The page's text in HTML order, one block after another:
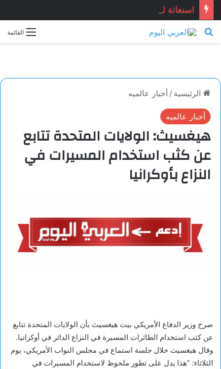
القائمة بحث عن
الرئيسية / أخبار عالميه
أخبار عالميه
هيغسيث: الولايات المتحدة تتابع
عن كثب استخدام المسيرات في
النزاع بأوكرانيا
صرح وزير الدفاع الأمريكي بيت هيغسيث بأن الولايات المتحدة تتابع
عن كثب استخدام الطائرات المسيرة في النزاع الدائر في أوكرانيا.
وقال هيغسيث خلال جلسة استماع في مجلس النواب الأمريكي، يوم
الثلاثاء: “هذا يدل على تطور ملحوظ لاستخدام المسيرات في